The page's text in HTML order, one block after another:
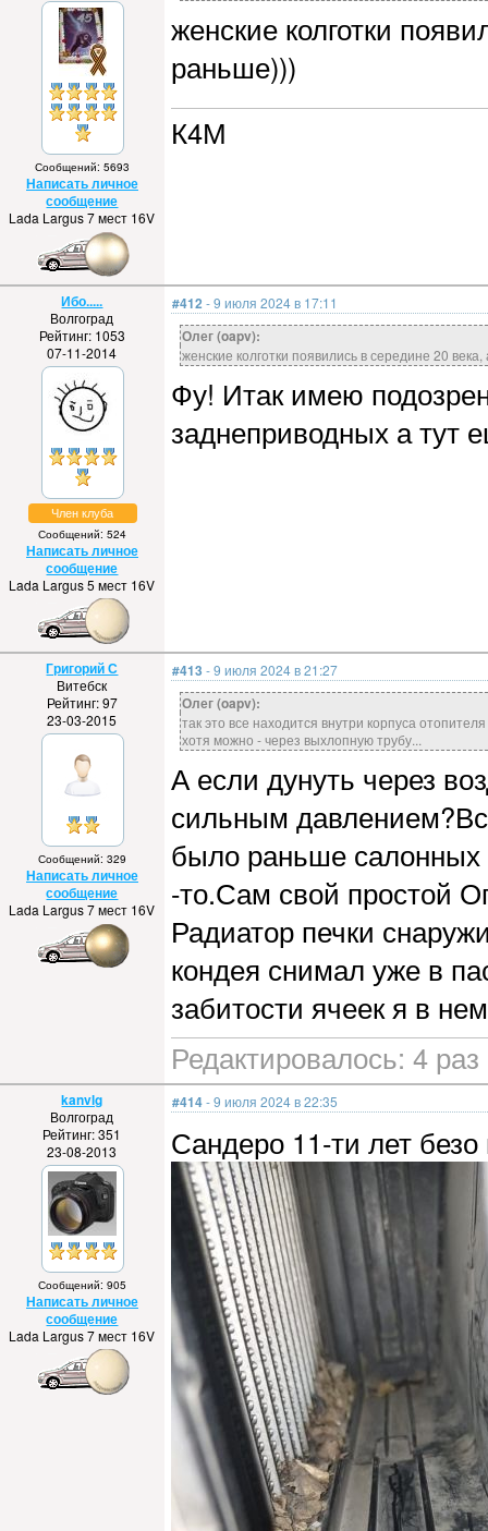
Сообщений: 5693
Написать личное
сообщение
Lada Largus 7 мест 16V
женские колготки
раньше)))
К4М
Ибо.....
Волгоград
Рейтинг: 1053
07-11-2014
Член клуба
Сообщений: 524
Написать личное
сообщение
Lada Largus 5 мест 16V
#412 - 9 июля 2024 в 17:11
Олег (oapv):
женские колготки появились в середине 20
Фу! Итак имею
заднеприводных а тут
Григорий С
Витебск
Рейтинг: 97
23-03-2015
Сообщений: 329
Написать личное
сообщение
Lada Largus 7 мест 16V
#413 - 9 июля 2024 в 21:27
Олег (oapv):
так это все находится внутри корпуса
хотя можно - через выхлопную трубу...
А если дунуть через
сильным
было раньше
-то.Сам свой простой
Радиатор печки
кондея снимал уже в
забитости ячеек я в
Редактировалось: 4
kanvlg
Волгоград
Рейтинг: 351
23-08-2013
Сообщений: 905
Написать личное
сообщение
Lada Largus 7 мест 16V
#414- 9 июля 2024 в 22:35
Сандеро 11-ти лет